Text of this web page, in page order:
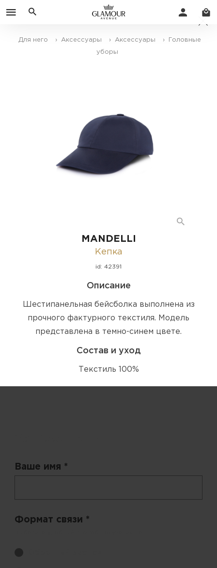
Для него › Аксессуары › Аксессуары › Головные
уборы
MANDELLI
Кепка
id: 42391
Описание
Шестипанельная бейсболка выполнена из
прочного фактурного текстиля. Модель
представлена в темно-синем цвете.
Состав и уход
Текстиль 100%
Ваше имя *
Формат связи *